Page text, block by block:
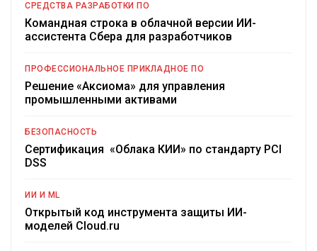
СРЕДСТВА РАЗРАБОТКИ ПО
Командная строка в облачной версии ИИ-
ассистента Сбера для разработчиков
ПРОФЕССИОНАЛЬНОЕ ПРИКЛАДНОЕ ПО
Решение «Аксиома» для управления
промышленными активами
БЕЗОПАСНОСТЬ
Сертификация «Облака КИИ» по стандарту PCI
DSS
ИИ И ML
Открытый код инструмента защиты ИИ-
моделей Cloud.ru